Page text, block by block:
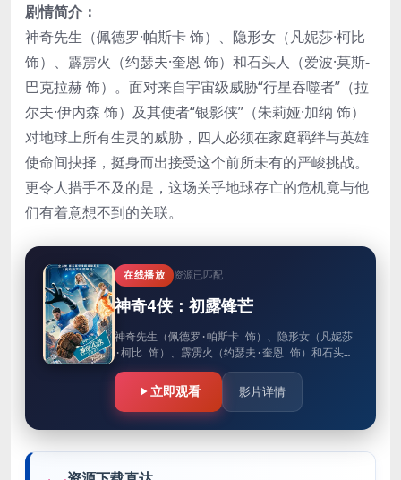
剧情简介：
神奇先生（佩德罗·帕斯卡 饰）、隐形女（凡妮莎·柯比
饰）、霹雳火（约瑟夫·奎恩 饰）和石头人（爱波·莫斯-
巴克拉赫 饰）。面对来自宇宙级威胁“行星吞噬者”（拉
尔夫·伊内森 饰）及其使者“银影侠”（朱莉娅·加纳 饰）
对地球上所有生灵的威胁，四人必须在家庭羁绊与英雄
使命间抉择，挺身而出接受这个前所未有的严峻挑战。
更令人措手不及的是，这场关乎地球存亡的危机竟与他
们有着意想不到的关联。
在线播放 资源已匹配
神奇4侠：初露锋芒
神奇先生（佩德罗·帕斯卡 饰）、隐形女（凡妮莎
·柯比 饰）、霹雳火（约瑟夫·奎恩 饰）和石头人
胁“行星吞噬者”（拉…
立即观看 影片详情